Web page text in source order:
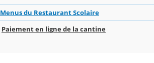
Menus du Restaurant Scolaire
Paiement en ligne de la cantine